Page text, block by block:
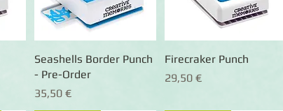
Schnellansicht
Seashells Border Punch
- Pre-Order
Preis
35,50 €
Schnellansicht
Firecraker Punch
Preis
29,50 €